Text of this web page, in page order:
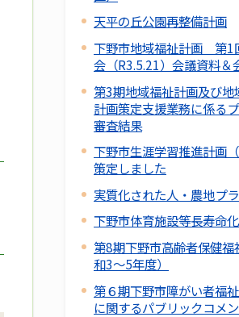
天平の丘公園再整備計画
下野市地域福祉計画 第1
会（R3.5.21）会議資料＆
第3期地域福祉計画及び地
計画策定支援業務に係る
審査結果
下野市生涯学習推進計画
策定しました
実質化された人・農地プ
下野市体育施設等長寿命
第8期下野市高齢者保健福
和3～5年度）
第６期下野市障がい者福祉
に関するパブリックコメ